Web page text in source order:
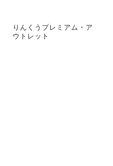
りんくうプレミアム・ア
ウトレット